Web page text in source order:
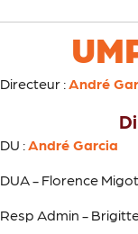
Directeur :André
DU :André Garcia
DUA - Florence
Resp Admin -